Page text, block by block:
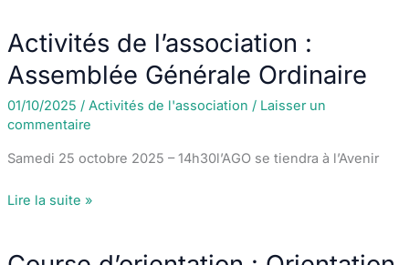
–
8
et
9
novembre
2025
Activités de l’association :
Assemblée Générale Ordinaire
01/10/2025 / Activités de l'association / Laisser un
commentaire
Samedi 25 octobre 2025 – 14h30l’AGO se tiendra à l’Avenir
Activités
Lire la suite »